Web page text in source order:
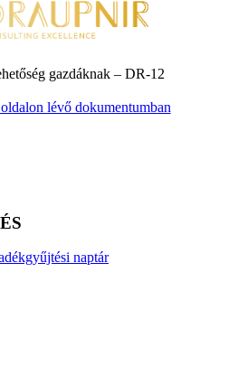
gazdáknak – DR‑12
lévő dokumentumban